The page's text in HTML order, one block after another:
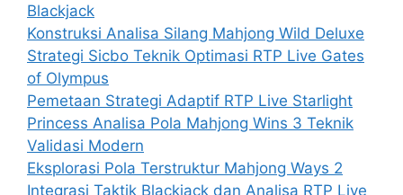
Blackjack
Konstruksi Analisa Silang Mahjong Wild Deluxe
Strategi Sicbo Teknik Optimasi RTP Live Gates
of Olympus
Pemetaan Strategi Adaptif RTP Live Starlight
Princess Analisa Pola Mahjong Wins 3 Teknik
Validasi Modern
Eksplorasi Pola Terstruktur Mahjong Ways 2
Integrasi Taktik Blackjack dan Analisa RTP Live